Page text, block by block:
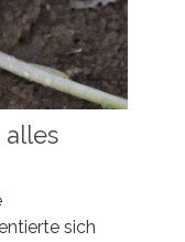
alles
sich